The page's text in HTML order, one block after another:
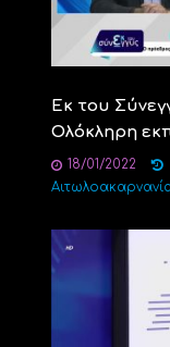
Εκ του
Ολόκληρη
18/01/2022